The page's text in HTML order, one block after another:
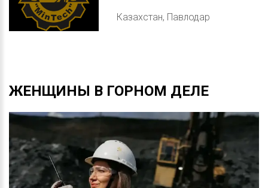
Казахстан, Павлодар
ЖЕНЩИНЫ В ГОРНОМ ДЕЛЕ